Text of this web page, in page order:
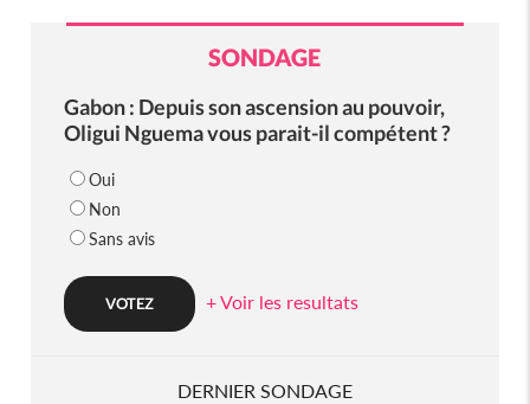
SONDAGE
Gabon : Depuis son ascension au pouvoir,
Oligui Nguema vous parait-il compétent ?
Oui
Non
Sans avis
+ Voir les resultats
DERNIER SONDAGE